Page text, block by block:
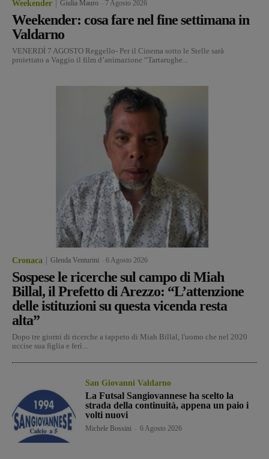
Weekender Giulia Mauro 7 Agosto 2026
Weekender: cosa fare nel fine settimana in
Valdarno
VENERDÌ 7 AGOSTO Reggello- Per il Cinema sotto le Stelle sarà
proiettato a Vaggio il film d’animazione “Tartarughe...
Cronaca Glenda Venturini 6 Agosto 2026
Sospese le ricerche sul campo di Miah
Billal, il Prefetto di Arezzo: “L’attenzione
delle istituzioni su questa vicenda resta
alta”
Dopo tre giorni di ricerche a tappeto di Miah Billal, l'uomo che nel 2020
uccise sua figlia e ferì...
San Giovanni Valdarno
La Futsal Sangiovannese ha scelto la
strada della continuità, appena un paio i
volti nuovi
Michele Bossini 6 Agosto 2026